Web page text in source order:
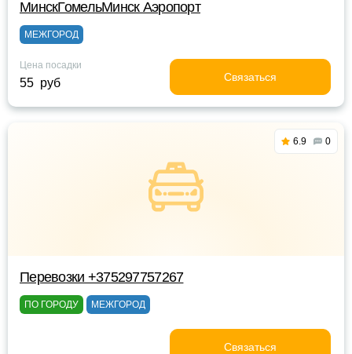
МинскГомельМинск Аэропорт
МЕЖГОРОД
Цена посадки
55 руб Связаться
6.9 0
Перевозки +375297757267
ПО ГОРОДУ МЕЖГОРОД
Связаться